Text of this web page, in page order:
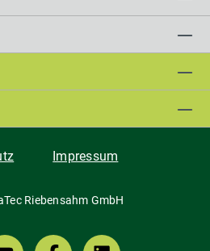
Impressum
Riebensahm GmbH